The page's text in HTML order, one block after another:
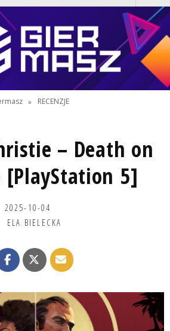
» RECENZJE
– Death on
5]
2025-10-04
ELA BIELECKA